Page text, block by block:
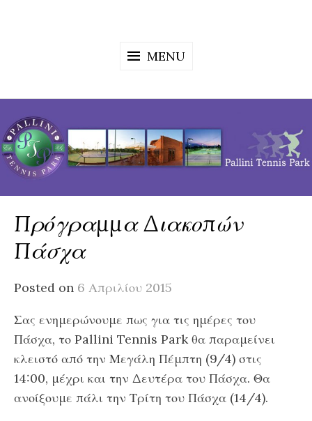
MENU
Πρόγραμμα Διακοπών
Πάσχα
Posted on 6 Απριλίου 2015
Σας ενημερώνουμε πως για τις ημέρες του
Πάσχα, το Pallini Tennis Park θα παραμείνει
κλειστό από την Μεγάλη Πέμπτη (9/4) στις
14:00, μέχρι και την Δευτέρα του Πάσχα. Θα
ανοίξουμε πάλι την Τρίτη του Πάσχα (14/4).